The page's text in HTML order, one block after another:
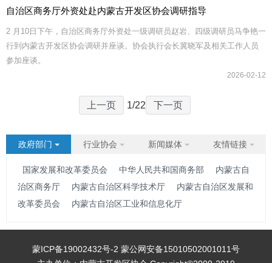
自治区商务厅外资处赴内蒙古开发区协会调研指导
2 月10日下午，自治区商务厅外资处一级调研员赵岩、四级调研员马争艳一
行到内蒙古开发区协会调研并座谈。协会执行会长冀晓军及相关工作人员
参加座谈。
2026-02-12
上一页 1/22 下一页
政府部门 行业协会 新闻媒体 友情链接
国家发展和改革委员会 中华人民共和国商务部
内蒙古自
治区商务厅
内蒙古自治区科学技术厅
内蒙古自治区发展和
改革委员会
内蒙古自治区工业和信息化厅
蒙ICP备19002432号-2 蒙公网安备15010502001011号